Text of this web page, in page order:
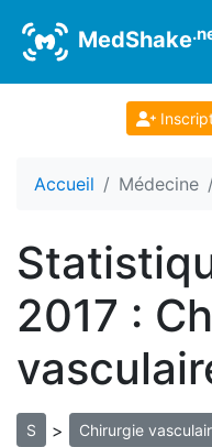
MedShake
Accueil Médecine
2017 :
S > Chirurgie